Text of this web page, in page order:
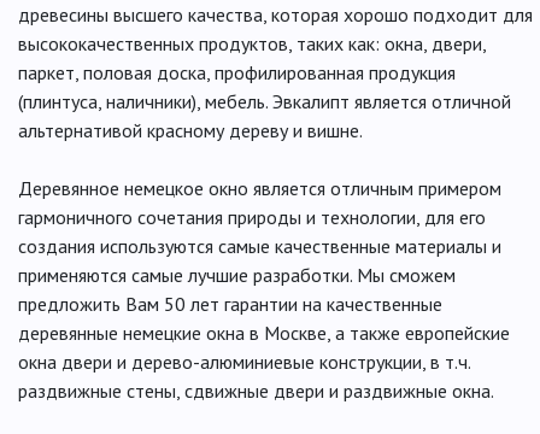
древесины высшего качества, которая хорошо подходит для
высококачественных продуктов, таких как: окна, двери,
паркет, половая доска, профилированная продукция
(плинтуса, наличники), мебель. Эвкалипт является отличной
альтернативой красному дереву и вишне.
Деревянное немецкое окно является отличным примером
гармоничного сочетания природы и технологии, для его
создания используются самые качественные материалы и
применяются самые лучшие разработки. Мы сможем
предложить Вам 50 лет гарантии на качественные
деревянные немецкие окна в Москве, а также европейские
окна двери и дерево-алюминиевые конструкции, в т.ч.
раздвижные стены, сдвижные двери и раздвижные окна.